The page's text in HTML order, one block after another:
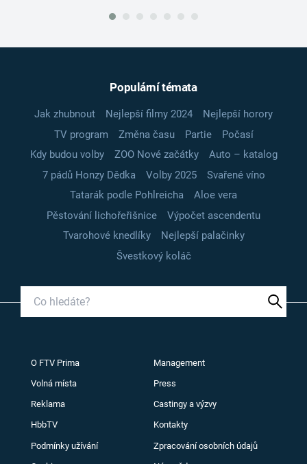
Populární témata
Jak zhubnout Nejlepší filmy 2024
Nejlepší horory
TV program
Změna času Partie
Počasí
Kdy budou volby
ZOO Nové začátky
Auto – katalog
7 pádů Honzy Dědka
Volby 2025
Svařené víno
Tatarák podle Pohlreicha
Aloe vera
Pěstování lichořeřišnice
Výpočet ascendentu
Tvarohové knedlíky
Nejlepší palačinky
Švestkový koláč
O FTV Prima Management
Volná místa Press
Reklama Castingy a výzvy
HbbTV Kontakty
Podmínky užívání Zpracování osobních údajů